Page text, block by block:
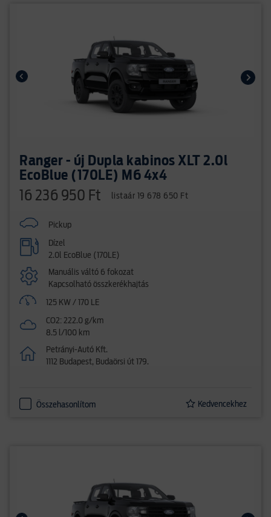
Ranger - új Dupla kabinos XLT 2.0l
EcoBlue (170LE) M6 4x4
16 236 950 Ft listaár 19 678 650 Ft
Pickup
Dízel
2.0l EcoBlue (170LE)
Manuális váltó 6 fokozat
Kapcsolható összkerékhajtás
125 KW / 170 LE
CO2: 222.0 g/km
8.5 l/100 km
Petrányi-Autó Kft.
1112 Budapest, Budaörsi út 179.
Összehasonlítom Kedvencekhez